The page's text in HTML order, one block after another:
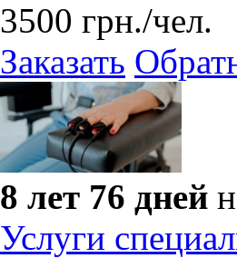
3500 грн./чел.
Заказать
8 лет 76 дней
Услуги